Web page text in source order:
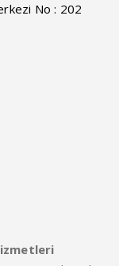
No : 202